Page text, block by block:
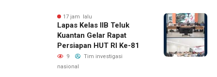
17 jam lalu
Lapas Kelas IIB Teluk
Kuantan Gelar Rapat
Persiapan HUT RI Ke-81
9
Tim investigasi
nasional